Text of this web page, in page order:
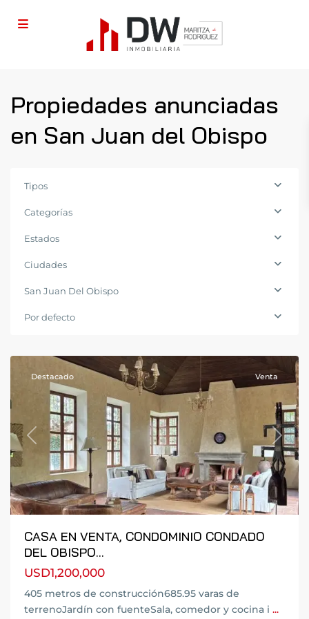
Propiedades anunciadas
en San Juan del Obispo
Tipos
Categorías
Estados
Ciudades
San Juan Del Obispo
Por defecto
San
del
Previous Next
Destacado Venta
CASA EN VENTA, CONDOMINIO CONDADO
DEL OBISPO...
USD1,200,000
405 metros de construcción685.95 varas de
terrenoJardín con fuenteSala, comedor y cocina i ...